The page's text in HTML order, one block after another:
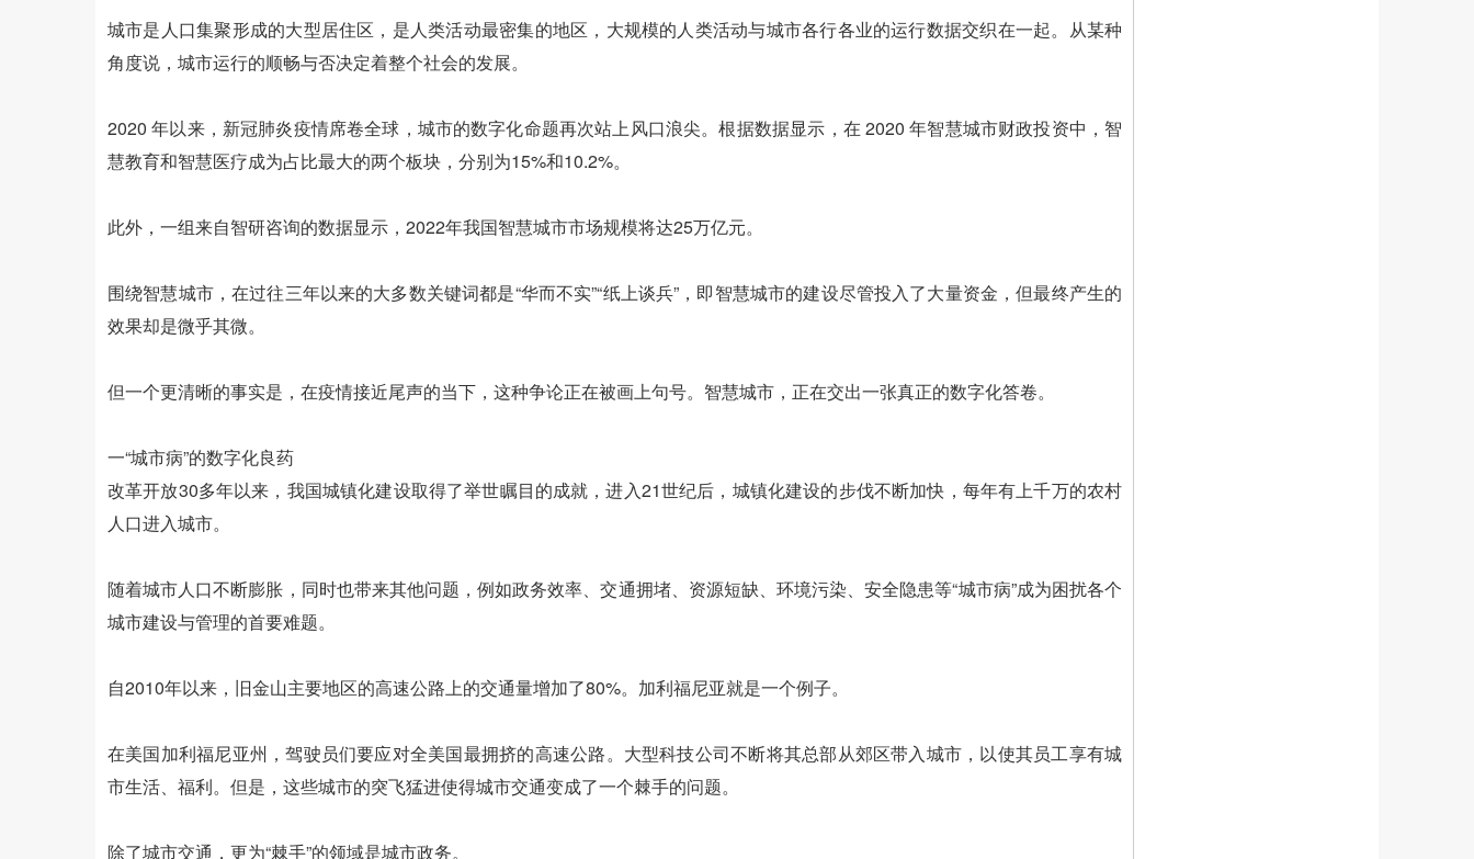
城市是人口集聚形成的大型居住区，是人类活动最密集的地区，大规模的人类活动与城市各行各业的运行数据交织在一起。从某种
角度说，城市运行的顺畅与否决定着整个社会的发展。
2020 年以来，新冠肺炎疫情席卷全球，城市的数字化命题再次站上风口浪尖。根据数据显示，在 2020 年智慧城市财政投资中，智
慧教育和智慧医疗成为占比最大的两个板块，分别为15%和10.2%。
此外，一组来自智研咨询的数据显示，2022年我国智慧城市市场规模将达25万亿元。
围绕智慧城市，在过往三年以来的大多数关键词都是“华而不实”“纸上谈兵”，即智慧城市的建设尽管投入了大量资金，但最终产生的
效果却是微乎其微。
但一个更清晰的事实是，在疫情接近尾声的当下，这种争论正在被画上句号。智慧城市，正在交出一张真正的数字化答卷。
一“城市病”的数字化良药
改革开放30多年以来，我国城镇化建设取得了举世瞩目的成就，进入21世纪后，城镇化建设的步伐不断加快，每年有上千万的农村
人口进入城市。
随着城市人口不断膨胀，同时也带来其他问题，例如政务效率、交通拥堵、资源短缺、环境污染、安全隐患等“城市病”成为困扰各个
城市建设与管理的首要难题。
自2010年以来，旧金山主要地区的高速公路上的交通量增加了80%。加利福尼亚就是一个例子。
在美国加利福尼亚州，驾驶员们要应对全美国最拥挤的高速公路。大型科技公司不断将其总部从郊区带入城市，以使其员工享有城
市生活、福利。但是，这些城市的突飞猛进使得城市交通变成了一个棘手的问题。
除了城市交通，更为“棘手”的领域是城市政务。